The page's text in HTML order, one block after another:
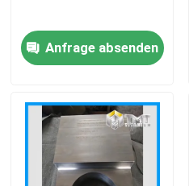
Startseite
Produkte
Anfrage absenden